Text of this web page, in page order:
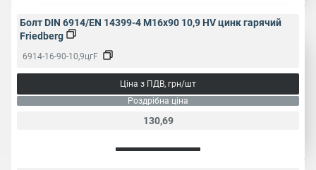
Болт DIN 6914/EN 14399-4 M16x90 10,9 HV цинк гарячий
Friedberg
6914-16-90-10,9цгF
Ціна з ПДВ, грн/шт
Роздрібна ціна
130,69